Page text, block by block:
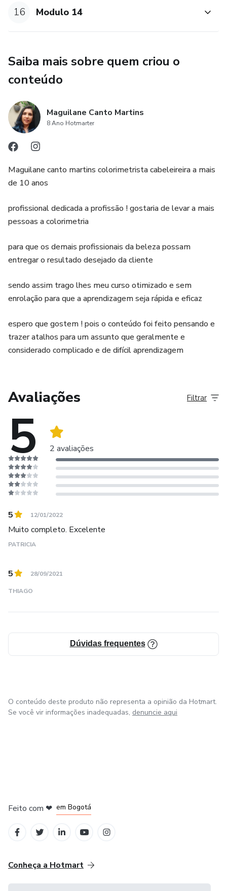
16 Modulo 14
Saiba mais sobre quem criou o
conteúdo
Maguilane Canto Martins
8 Ano Hotmarter
Maguilane canto martins colorimetrista cabeleireira a mais
de 10 anos
profissional dedicada a profissão ! gostaria de levar a mais
pessoas a colorimetria
para que os demais profissionais da beleza possam
entregar o resultado desejado da cliente
sendo assim trago lhes meu curso otimizado e sem
enrolação para que a aprendizagem seja rápida e eficaz
espero que gostem ! pois o conteúdo foi feito pensando e
trazer atalhos para um assunto que geralmente e
considerado complicado e de difícil aprendizagem
Avaliações
5 2 avaliações
Filtrar
5 12/01/2022
Muito completo. Excelente
PATRICIA
5 28/09/2021
THIAGO
Dúvidas frequentes
O conteúdo deste produto não representa a opinião da Hotmart.
Se você vir informações inadequadas, denuncie aqui
Feito com ❤ em Bogotá
Conheça a Hotmart